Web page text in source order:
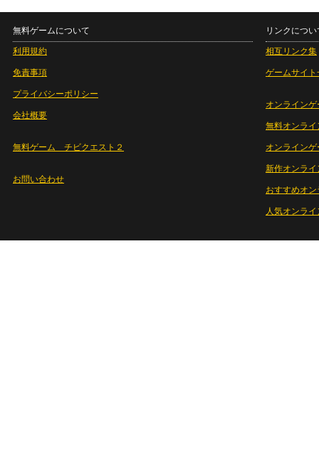
無料ゲームについて
利用規約
免責事項
プライバシーポリシー
会社概要
無料ゲーム チビクエスト２
お問い合わせ
リンクについ
相互リンク集
ゲームサイト
オンラインゲ
無料オンライ
オンライン
新作オンライ
おすすめオ
人気オンラ